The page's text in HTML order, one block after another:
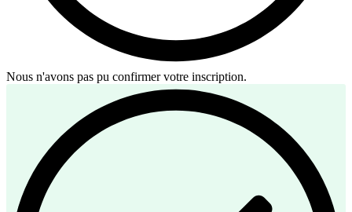
Nous n'avons pas pu confirmer votre inscription.